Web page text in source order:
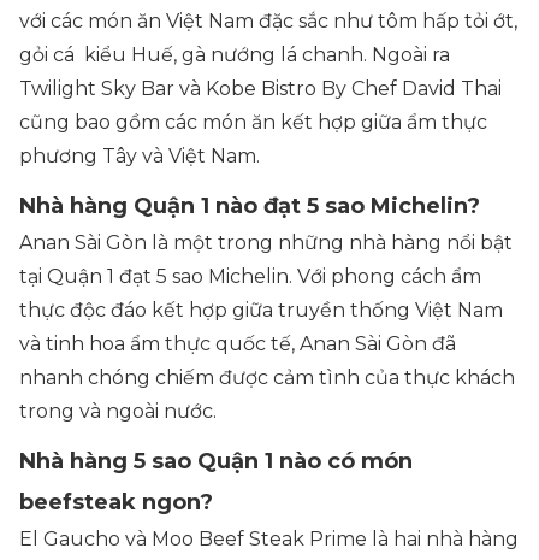
với các món ăn Việt Nam đặc sắc như tôm hấp tỏi ớt,
gỏi cá kiểu Huế, gà nướng lá chanh. Ngoài ra
Twilight Sky Bar và Kobe Bistro By Chef David Thai
cũng bao gồm các món ăn kết hợp giữa ẩm thực
phương Tây và Việt Nam.
Nhà hàng Quận 1 nào đạt 5 sao Michelin?
Anan Sài Gòn là một trong những nhà hàng nổi bật
tại Quận 1 đạt 5 sao Michelin. Với phong cách ẩm
thực độc đáo kết hợp giữa truyền thống Việt Nam
và tinh hoa ẩm thực quốc tế, Anan Sài Gòn đã
nhanh chóng chiếm được cảm tình của thực khách
trong và ngoài nước.
Nhà hàng 5 sao Quận 1 nào có món
beefsteak ngon?
El Gaucho và Moo Beef Steak Prime là hai nhà hàng